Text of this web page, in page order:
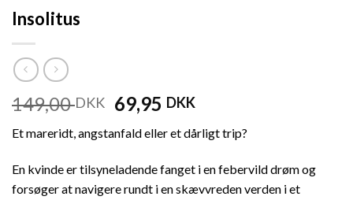
Insolitus
149,00DKK 69,95 DKK
Et mareridt, angstanfald eller et dårligt trip?
En kvinde er tilsyneladende fanget i en febervild drøm og
forsøger at navigere rundt i en skævvreden verden i et